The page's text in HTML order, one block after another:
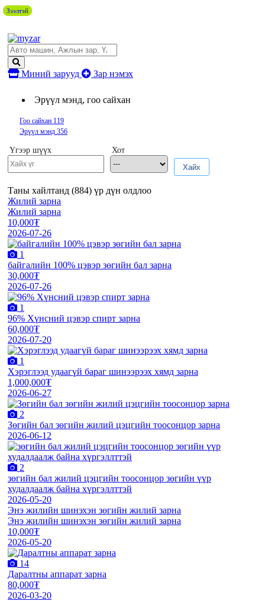
Миний зарууд Зар нэмэх
Эрүүл мэнд, гоо сайхан
Гоо сайхан 119
Эрүүл мэнд 356
Үгээр шүүх
Хот
Хайх
Таны хайлтанд (884) үр дүн олдлоо
Жилий зарна
Жилий зарна
10,000₮
2026-07-26
1
байгалийн 100% цэвэр зөгийн бал зарна
30,000₮
2026-07-26
1
96% Хүнсний цэвэр спирт зарна
60,000₮
2026-07-20
Зээлтэй
1
Хэрэглээд удаагүй бараг шинээрээх хямд зарна
1,000,000₮
2026-06-27
2
Зөгийн бал зөгийн жилий цэцгийн тоосонцор зарна
2026-06-12
2
зөгийн бал жилий цэцгийн тоосонцор зөгийн үүр
худалдаалж байна хүргэллттэй
2026-05-20
Энэ жилийн шинэхэн зөгийн жилий зарна
Энэ жилийн шинэхэн зөгийн жилий зарна
10,000₮
2026-05-20
14
Даралтны аппарат зарна
80,000₮
2026-03-20
Зээлтэй
Зээлтэй